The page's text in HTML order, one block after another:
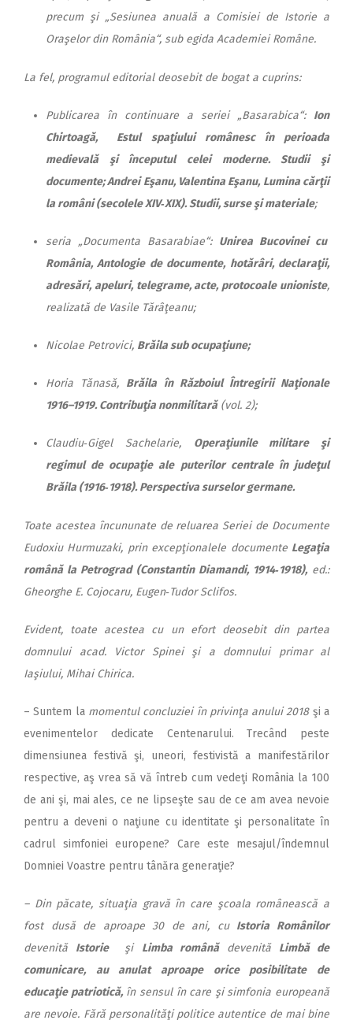
precum şi „Sesiunea anuală a Comisiei de Istorie a
Oraşelor din România“, sub egida Academiei Române.
La fel, programul editorial deosebit de bogat a cuprins:
Publicarea în continuare a seriei „Basarabica“: Ion
Chirtoagă, Estul spaţiului românesc în perioada
medievală şi începutul celei moderne. Studii şi
documente;Andrei Eşanu, Valentina Eşanu, Lumina cărţii
la români (secolele XIV‑XIX). Studii, surse şi materiale;
seria „Documenta Basa­rabiae“: Unirea Bucovinei cu
România, Antologie de documente, hotărâri, declaraţii,
adresări, apeluri, telegrame, acte, protocoale unioniste,
realizată de Vasile Tărâţeanu;
Nicolae Petrovici, Brăila sub ocupaţiune;
Horia Tănasă, Brăila în Războiul Întregirii Naţionale
1916–1919. Contribuţia nonmilitară(vol. 2);
Claudiu‑Gigel Sachelarie, Operaţiunile militare şi
regimul de ocupaţie ale puterilor centrale în judeţul
Brăila (1916‑1918). Perspectiva surselor germane.
Toate acestea încununate de reluarea Seriei de Documente
Eudoxiu Hurmuzaki, prin excepţionalele documente Legaţia
română la Petrograd (Constantin Diamandi, 1914‑1918),ed.:
Gheorghe E. Cojocaru, Eugen‑Tudor Sclifos.
Evident, toate acestea cu un efort deosebit din partea
domnului acad. Victor Spinei şi a domnului primar al
Iaşiului, Mihai Chirica.
– Suntem la momentul concluziei în privinţa anului 2018şi a
evenimentelor dedicate Centenarului. Trecând peste
dimensiunea festivă şi, uneori, festivistă a manifestărilor
respective, aş vrea să vă întreb cum vedeţi România la 100
de ani şi, mai ales, ce ne lipseşte sau de ce am avea nevoie
pentru a deveni o naţiune cu identitate şi personalitate în
cadrul simfoniei europene? Care este mesajul/îndemnul
Domniei Voastre pentru tânăra generaţie?
– Din păcate, situaţia gravă în care şcoala românească a
fost dusă de aproape 30 de ani, cu Istoria Românilor
devenită Istorie şi Limba românădevenită Limbă de
comunicare,
au anulat aproape orice posibilitate de
educaţie patriotică,în sensul în care şi simfonia europeană
are nevoie. Fără personalităţi politice autentice de mai bine